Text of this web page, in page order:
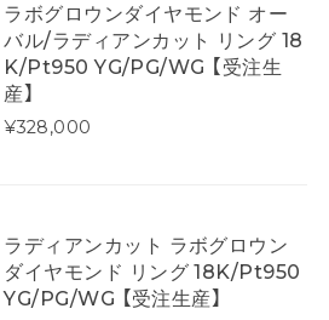
ラボグロウンダイヤモンド オー
バル/ラディアンカット リング 18
K/Pt950 YG/PG/WG 【受注生
産】
¥328,000
ラディアンカット ラボグロウン
ダイヤモンド リング 18K/Pt950
YG/PG/WG 【受注生産】